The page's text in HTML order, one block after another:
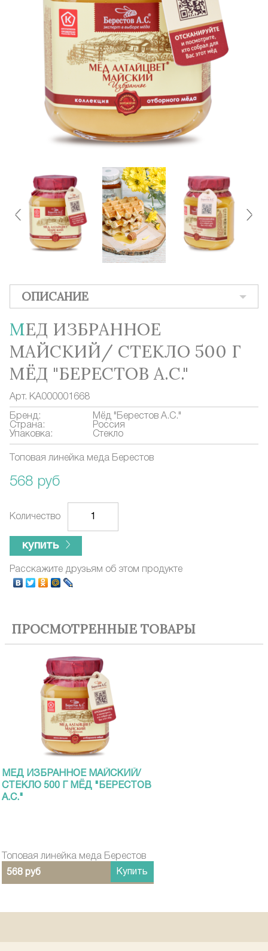
ОПИСАНИЕ
МЕД ИЗБРАННОЕ
МАЙСКИЙ/ СТЕКЛО 500 Г
МЁД "БЕРЕСТОВ А.С."
Арт. КА000001668
Бренд:
Мёд "Берестов А.С."
Страна:
Россия
Упаковка:
Стекло
Топовая линейка меда Берестов
568 руб
Количество
купить
Расскажите друзьям об этом продукте
ПРОСМОТРЕННЫЕ ТОВАРЫ
МЕД ИЗБРАННОЕ МАЙСКИЙ/
СТЕКЛО 500 Г МЁД "БЕРЕСТОВ
А.С."
Топовая линейка меда Берестов
568 руб
Купить